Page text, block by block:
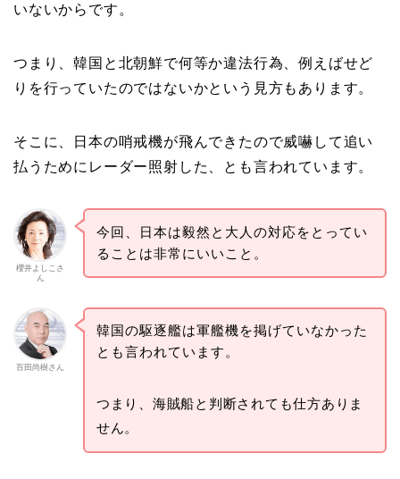
いないからです。
つまり、韓国と北朝鮮で何等か違法行為、例えばせど
りを行っていたのではないかという見方もあります。
そこに、日本の哨戒機が飛んできたので威嚇して追い
払うためにレーダー照射した、とも言われています。
櫻井よしこさ
ん
今回、日本は毅然と大人の対応をとってい
ることは非常にいいこと。
百田尚樹さん
韓国の駆逐艦は軍艦機を掲げていなかった
とも言われています。
つまり、海賊船と判断されても仕方ありま
せん。